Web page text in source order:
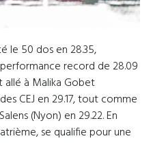
le 50 dos en 28.35,
record de 28.09
allé à Malika Gobet
CEJ en 29.17, tout comme
(Nyon) en 29.22. En
se qualifie pour une